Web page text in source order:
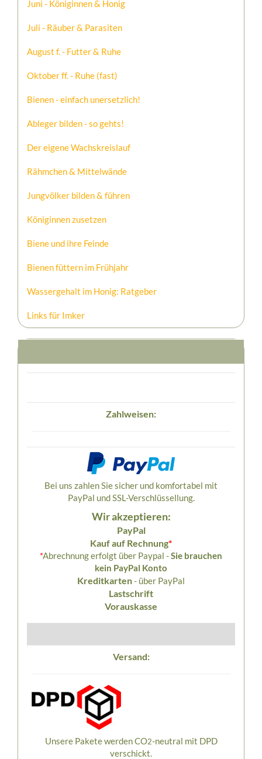
Juni - Königinnen & Honig
Juli - Räuber & Parasiten
August f. - Futter & Ruhe
Oktober ff. - Ruhe (fast)
Bienen - einfach unersetzlich!
Ableger bilden - so gehts!
Der eigene Wachskreislauf
Rähmchen & Mittelwände
Jungvölker bilden & führen
Königinnen zusetzen
Biene und ihre Feinde
Bienen füttern im Frühjahr
Wassergehalt im Honig: Ratgeber
Links für Imker
Zahlweisen:
Bei uns zahlen Sie sicher und komfortabel mit
PayPal und SSL-Verschlüssellung.
Wir akzeptieren:
PayPal
Kauf auf Rechnung*
*Abrechnung erfolgt über Paypal -Sie brauchen
kein PayPal Konto
Kreditkarten- über PayPal
Lastschrift
Vorauskasse
Versand:
Unsere Pakete werden CO2-neutral mit DPD
verschickt.